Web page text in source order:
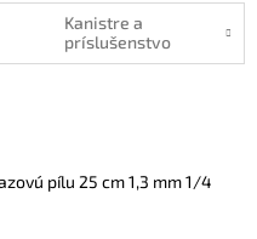
Kanistre a
príslušenstvo
pílu 25 cm 1,3 mm 1/4